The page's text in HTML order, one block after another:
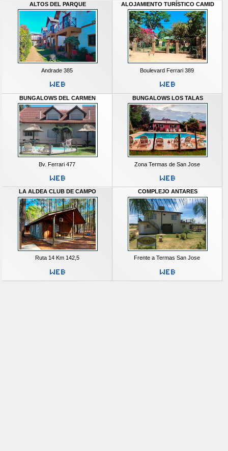
ALTOS DEL PARQUE
Andrade 385
ALOJAMIENTO TURÍSTICO CAMID
Boulevard Ferrari 389
BUNGALOWS DEL CARMEN
Bv. Ferrari 477
BUNGALOWS LOS TALAS
Zona Termas de San Jose
LA ALDEA CLUB DE CAMPO
Ruta 14 Km 142,5
COMPLEJO ANTARES
Frente a Termas San Jose